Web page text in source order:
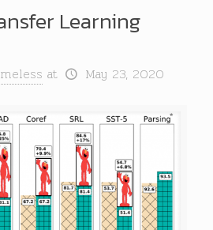
Learning
at May 23, 2020